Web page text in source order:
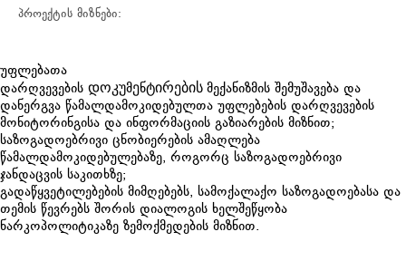
პროექტის მიზნები:
უფლებათა
დარღვევების დოკუმენტირების მექანიზმის შემუშავება და
დანერგვა წამალდამოკიდებულთა უფლებების დარღვევების
მონიტორინგისა და ინფორმაციის გაზიარების მიზნით;
საზოგადოებრივი ცნობიერების ამაღლება
წამალდამოკიდებულებაზე, როგორც საზოგადოებრივი
ჯანდაცვის საკითხზე;
გადაწყვეტილებების მიმღებებს, სამოქალაქო საზოგადოებასა და
თემის წევრებს შორის დიალოგის ხელშეწყობა
ნარკოპოლიტიკაზე ზემოქმედების მიზნით.